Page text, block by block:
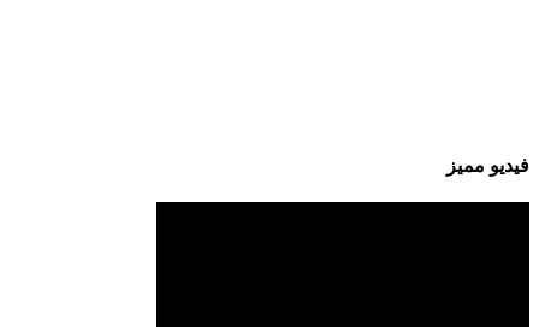
فيديو مميز